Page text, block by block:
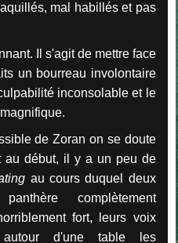
mal habillés et pas
Il s'agit de mettre face
un bourreau involontaire
inconsolable et le
de Zoran on se doute
au début, il y a un peu de
au cours duquel deux
complètement
fort, leurs voix
autour d'une table les